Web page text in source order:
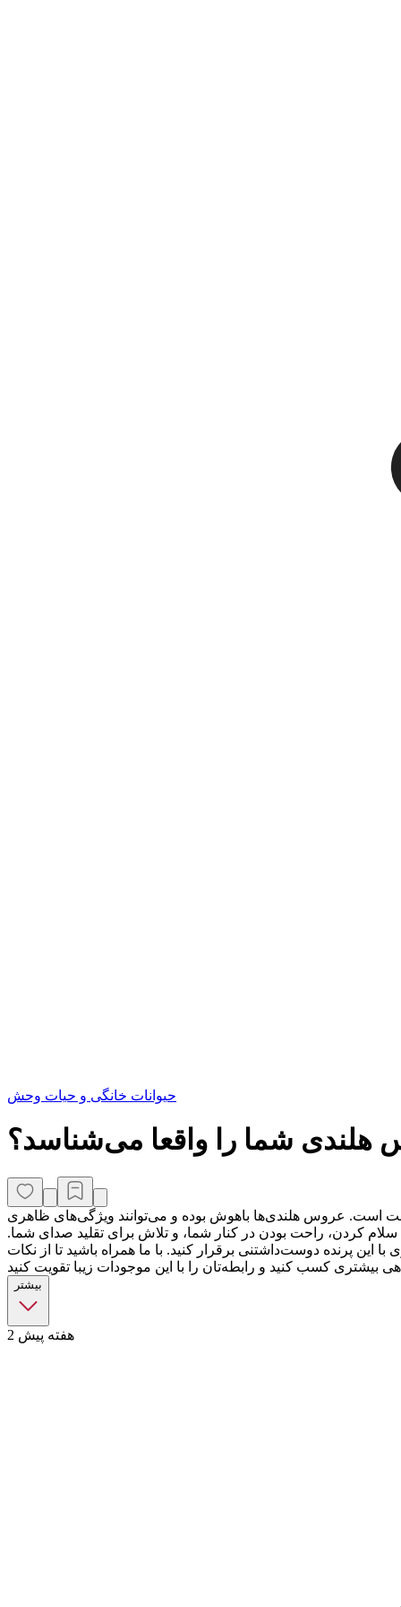
حیوانات خانگی و حیات وحش
هلندی شما را واقعا می‌شناسد؟
است. عروس هلندی‌ها باهوش بوده و می‌توانند ویژگی‌های ظاهری
کردن، راحت بودن در کنار شما، و تلاش برای تقلید صدای شما.
پرنده دوست‌داشتنی برقرار کنید. با ما همراه باشید تا از نکات
بیشتر
2 هفته پیش